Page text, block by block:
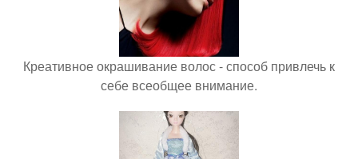
Креативное окрашивание волос - способ привлечь к
себе всеобщее внимание.